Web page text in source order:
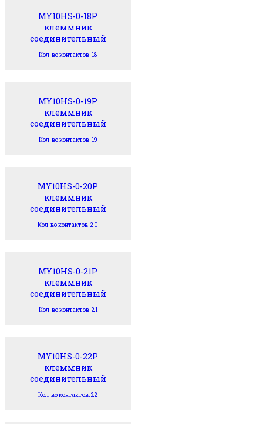
MY10HS-0-18P
клеммник
соединительный
Кол-во контактов: 18
MY10HS-0-19P
клеммник
соединительный
Кол-во контактов: 19
MY10HS-0-20P
клеммник
соединительный
Кол-во контактов: 20
MY10HS-0-21P
клеммник
соединительный
Кол-во контактов: 21
MY10HS-0-22P
клеммник
соединительный
Кол-во контактов: 22